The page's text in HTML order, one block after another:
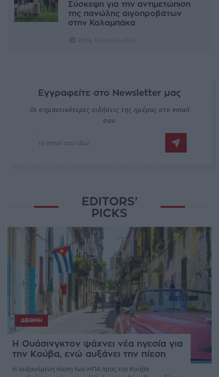
Σύσκεψη για την αντιμετώπιση
της πανώλης αιγοπροβάτων
στην Καλαμπάκα
Εγγραφείτε στο Newsletter μας
Οι σημαντικότερες ειδήσεις της ημέρας στο email
σου
EDITORS'
PICKS
ΔΙΕΘΝΉ
Η Ουάσινγκτον ψάχνει νέα ηγεσία για
την Κούβα, ενώ αυξάνει την πίεση
Η αυξανόμενη πίεση των ΗΠΑ προς την Κούβα